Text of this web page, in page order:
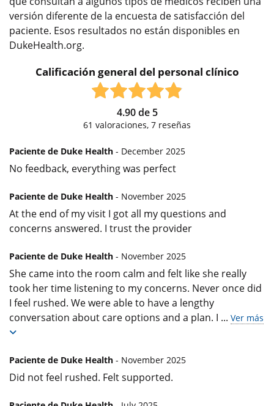
versión diferente de la encuesta de satisfacción del
paciente. Esos resultados no están disponibles en
DukeHealth.org.
Calificación general del personal clínico
4.90de 5
61 valoraciones, 7 reseñas
Paciente de Duke Health - December 2025
No feedback, everything was perfect
Paciente de Duke Health - November 2025
At the end of my visit I got all my questions and
concerns answered. I trust the provider
Paciente de Duke Health - November 2025
She came into the room calm and felt like she really
took her time listening to my concerns. Never once did
I feel rushed. We were able to have a lengthy
conversation about care options and a plan. I ... Ver más
Paciente de Duke Health - November 2025
Did not feel rushed. Felt supported.